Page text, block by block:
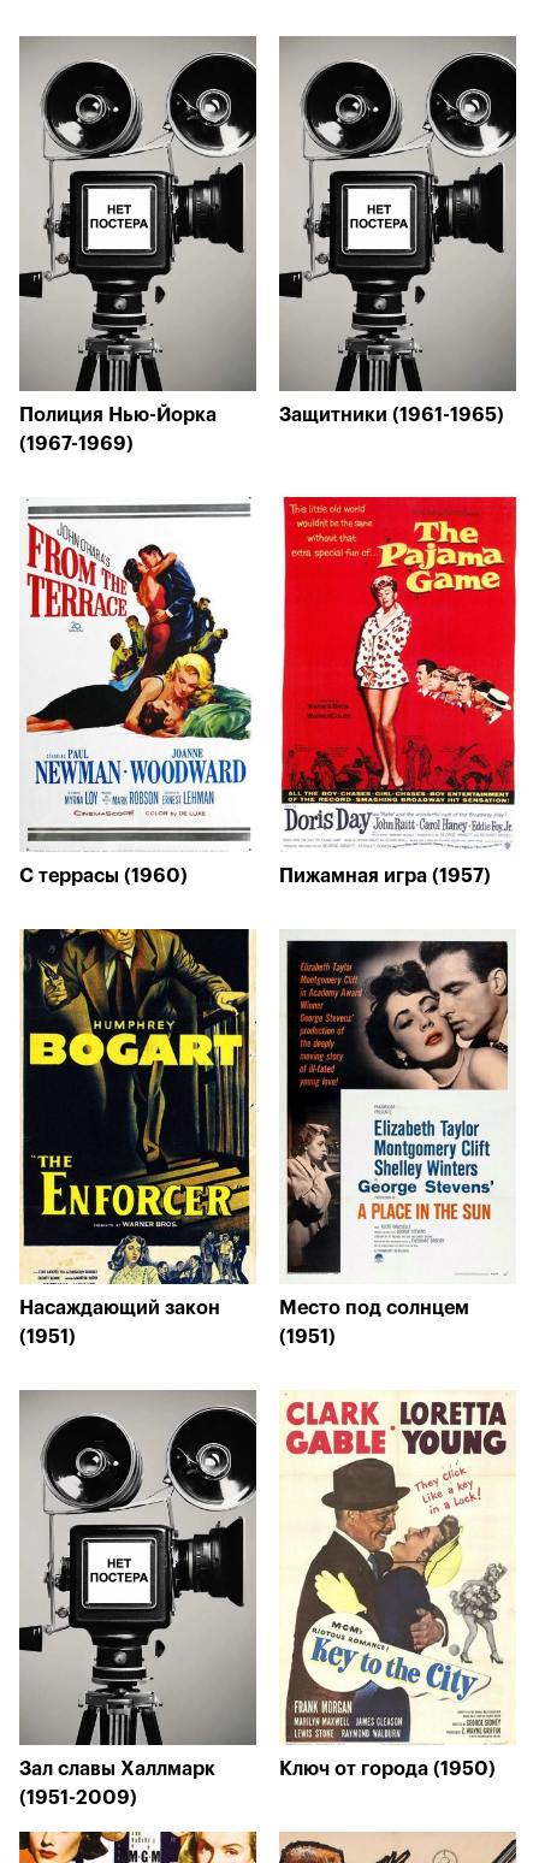
Полиция Нью-Йорка
(1967-1969)
Защитники (1961-1965)
С террасы (1960) Пижамная игра (1957)
Насаждающий закон
(1951)
Место под солнцем
(1951)
Зал славы Халлмарк
(1951-2009)
Ключ от города (1950)